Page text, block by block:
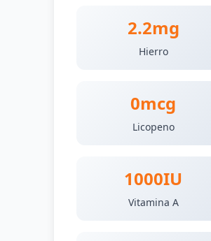
2.2mg
Hierro
0mcg
Licopeno
1000IU
Vitamina A